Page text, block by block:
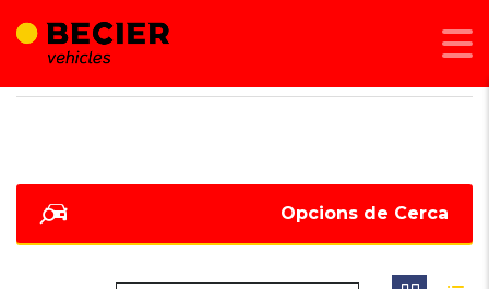
Opcions de Cerca